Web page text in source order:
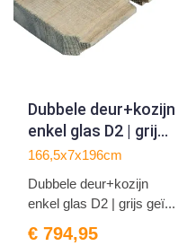
Dubbele deur+kozijn
enkel glas D2 | grijs
geïmpregneerd
166,5x7x196cm
Dubbele deur+kozijn
enkel glas D2 | grijs geï...
€ 794,95